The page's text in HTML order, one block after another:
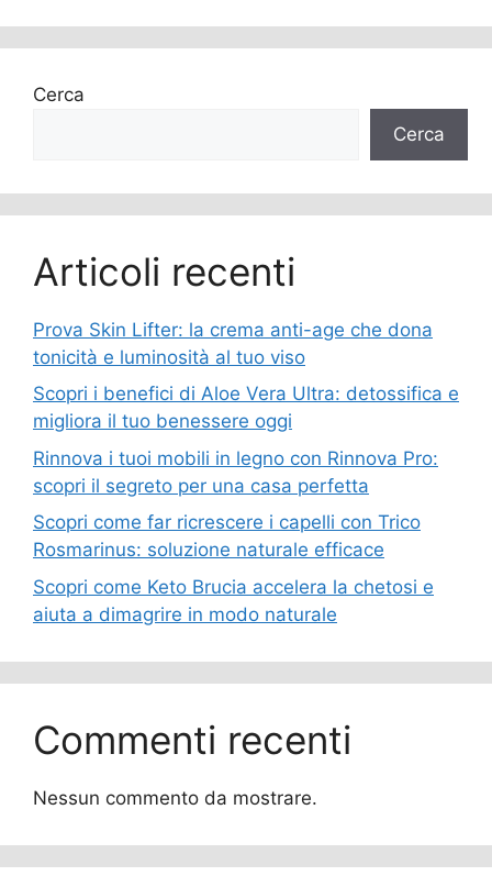
Cerca
Cerca
Articoli recenti
Prova Skin Lifter: la crema anti-age che dona
tonicità e luminosità al tuo viso
Scopri i benefici di Aloe Vera Ultra: detossifica e
migliora il tuo benessere oggi
Rinnova i tuoi mobili in legno con Rinnova Pro:
scopri il segreto per una casa perfetta
Scopri come far ricrescere i capelli con Trico
Rosmarinus: soluzione naturale efficace
Scopri come Keto Brucia accelera la chetosi e
aiuta a dimagrire in modo naturale
Commenti recenti
Nessun commento da mostrare.